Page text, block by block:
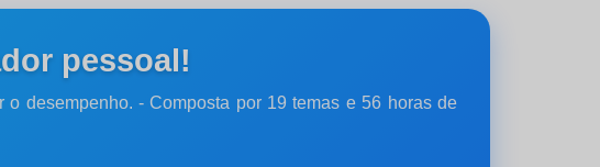
pessoal!
desempenho. - Composta por 19 temas e 56 horas de